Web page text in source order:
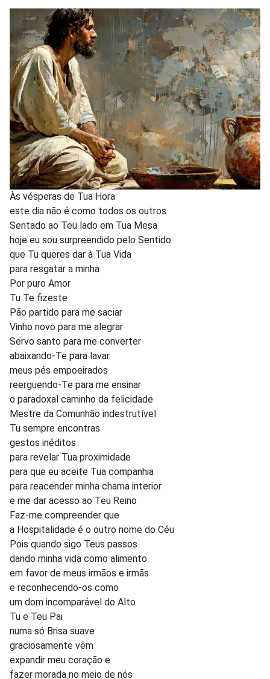
Às vésperas de Tua Hora
este dia não é como todos os outros
Sentado ao Teu lado em Tua Mesa
hoje eu sou surpreendido pelo Sentido
que Tu queres dar à Tua Vida
para resgatar a minha
Por puro Amor
Tu Te fizeste
Pão partido para me saciar
Vinho novo para me alegrar
Servo santo para me converter
abaixando-Te para lavar
meus pés empoeirados
reerguendo-Te para me ensinar
o paradoxal caminho da felicidade
Mestre da Comunhão indestrutível
Tu sempre encontras
gestos inéditos
para revelar Tua proximidade
para que eu aceite Tua companhia
para reacender minha chama interior
e me dar acesso ao Teu Reino
Faz-me compreender que
a Hospitalidade é o outro nome do Céu
Pois quando sigo Teus passos
dando minha vida como alimento
em favor de meus irmãos e irmãs
e reconhecendo-os como
um dom incomparável do Alto
Tu e Teu Pai
numa só Brisa suave
graciosamente vêm
expandir meu coração e
fazer morada no meio de nós